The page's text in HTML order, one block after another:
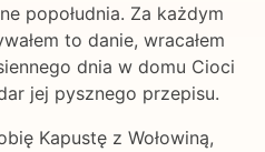
popołudnia. Za każdym
to danie, wracałem
dnia w domu Cioci
jej pysznego przepisu.
Kapustę z Wołowiną,